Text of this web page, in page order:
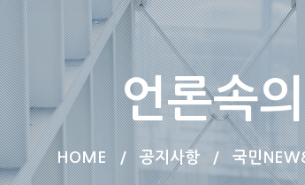
언론속
HOME / 공지사항 / 국민